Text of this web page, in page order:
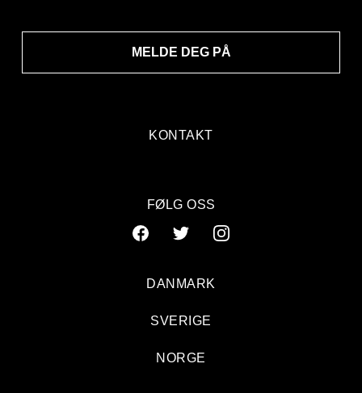
KONTAKT
MELDE DEG PÅ
FØLG OSS
DANMARK
SVERIGE
NORGE